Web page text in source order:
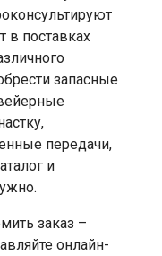
поставках
запасные
передачи,
и
заказ –
онлайн-